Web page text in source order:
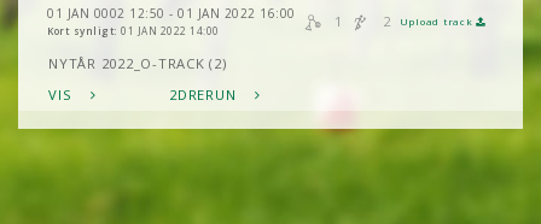
01 JAN 0002 12:50 - 01 JAN 2022 16:00
Kort synligt: 01 JAN 2022 14:00
1 2 Upload track
NYTÅR 2022_O-TRACK (2)
VIS
2DRERUN